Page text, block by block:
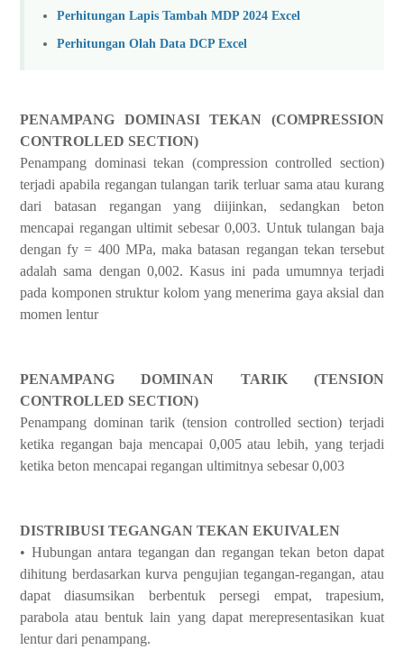
Perhitungan Lapis Tambah MDP 2024 Excel
Perhitungan Olah Data DCP Excel
PENAMPANG DOMINASI TEKAN (COMPRESSION
CONTROLLED SECTION)
Penampang dominasi tekan (compression controlled section)
terjadi apabila regangan tulangan tarik terluar sama atau kurang
dari batasan regangan yang diijinkan, sedangkan beton
mencapai regangan ultimit sebesar 0,003. Untuk tulangan baja
dengan fy = 400 MPa, maka batasan regangan tekan tersebut
adalah sama dengan 0,002. Kasus ini pada umumnya terjadi
pada komponen struktur kolom yang menerima gaya aksial dan
momen lentur
PENAMPANG DOMINAN TARIK (TENSION
CONTROLLED SECTION)
Penampang dominan tarik (tension controlled section) terjadi
ketika regangan baja mencapai 0,005 atau lebih, yang terjadi
ketika beton mencapai regangan ultimitnya sebesar 0,003
DISTRIBUSI TEGANGAN TEKAN EKUIVALEN
• Hubungan antara tegangan dan regangan tekan beton dapat
dihitung berdasarkan kurva pengujian tegangan-regangan, atau
dapat diasumsikan berbentuk persegi empat, trapesium,
parabola atau bentuk lain yang dapat merepresentasikan kuat
lentur dari penampang.